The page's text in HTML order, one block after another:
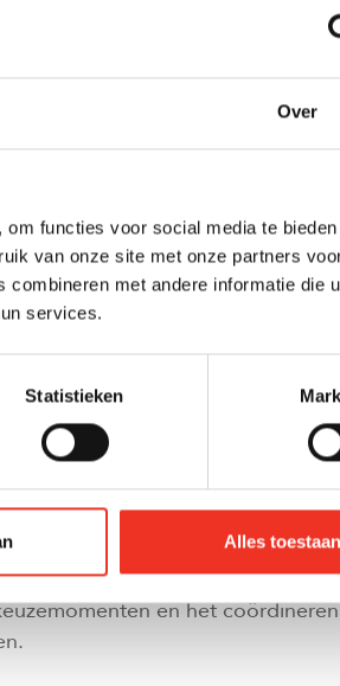
Over
functies voor social media te
van onze site met onze partners
met andere informatie die
services.
Statistieken
Alles toestaan
naar vergelijkbare projecten,
Ook zorgt hij voor
bezichtigingen in het
uit, beantwoordt vragen
van keuzes. Ook
keuzemomenten voor
bezichtigingen op de bouwplaats.
BIJ NIEUWBOUWAANKOOP?
traject van
Deze begeleiding
en het coördineren